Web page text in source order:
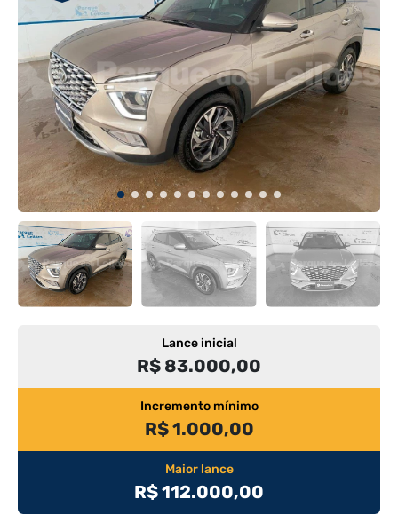
Lance inicial
R$ 83.000,00
Incremento mínimo
R$ 1.000,00
Maior lance
R$ 112.000,00